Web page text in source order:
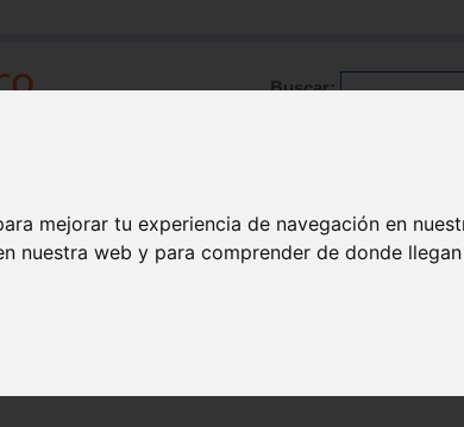
mejorar tu experiencia de navegación en
nuestra web y para comprender de donde
Buscar: